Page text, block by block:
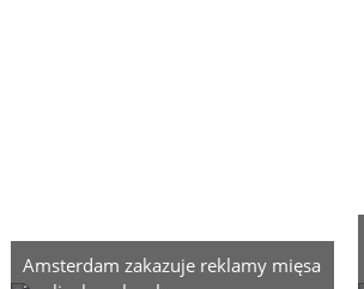
Amsterdam zakazuje reklamy mięsa